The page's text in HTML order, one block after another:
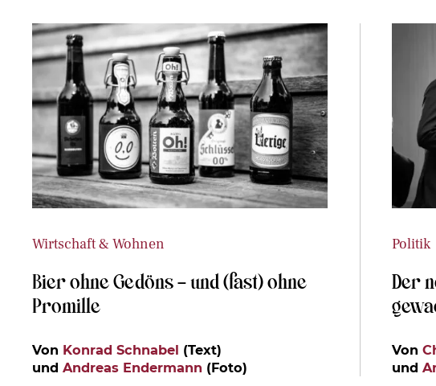
Wirtschaft & Wohnen
Bier ohne Gedöns – und (fast) ohne
Promille
Von Konrad Schnabel (Text)
und Andreas Endermann (Foto)
Politik
Der
Von
und